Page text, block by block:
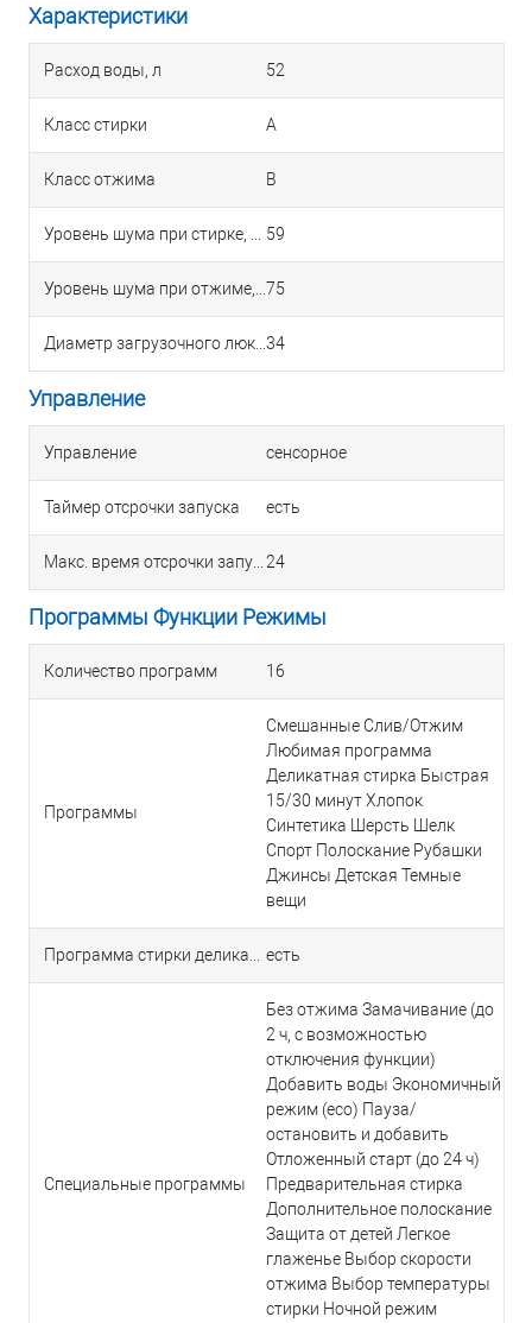
Характеристики
Расход воды, л 52
Класс стирки A
Класс отжима B
Уровень шума при стирке, дБ 59
Уровень шума при отжиме, дБ75
Диаметр загрузочного люка, см34
Управление
Управление сенсорное
Таймер отсрочки запуска есть
Макс. время отсрочки запуска, ч24
Программы Функции Режимы
Количество программ 16
Программы
Смешанные Слив/Отжим
Любимая программа
Деликатная стирка Быстрая
15/30 минут Хлопок
Синтетика Шерсть Шелк
Спорт Полоскание Рубашки
Джинсы Детская Темные
вещи
Программа стирки деликатных тканей есть
Специальные программы
Без отжима Замачивание (до
2 ч, с возможностью
отключения функции)
Добавить воды Экономичный
режим (eco) Пауза/
остановить и добавить
Отложенный старт (до 24 ч)
Предварительная стирка
Дополнительное полоскание
Защита от детей Легкое
глаженье Выбор скорости
отжима Выбор температуры
стирки Ночной режим